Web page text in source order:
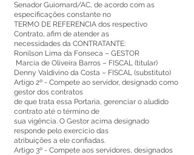
Senador Guiomard/AC, de acordo com as
especificações constante no
TERMO DE REFERENCIA dos respectivo
Contrato, afim de atender as
necessidades da CONTRATANTE:
Ronilson Lima da Fonseca – GESTOR
Marcia de Oliveira Barros – FISCAL (titular)
Denny Valdivino da Costa – FISCAL (substituto)
Artigo 2º - Compete ao servidor, designado como
gestor dos contratos
de que trata essa Portaria, gerenciar o aludido
contrato até o término de
sua vigência. O Gestor acima designado
responde pelo exercício das
atribuições a ele confiadas.
Artigo 3º - Compete aos servidores, designados